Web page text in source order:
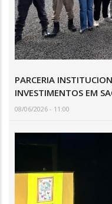
PARCERIA
INVESTIMENTOS EM
08/06/2026 - 11:00